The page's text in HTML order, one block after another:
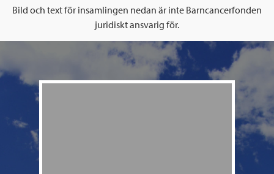
Bild och text för insamlingen nedan är inte Barncancerfonden
juridiskt ansvarig för.